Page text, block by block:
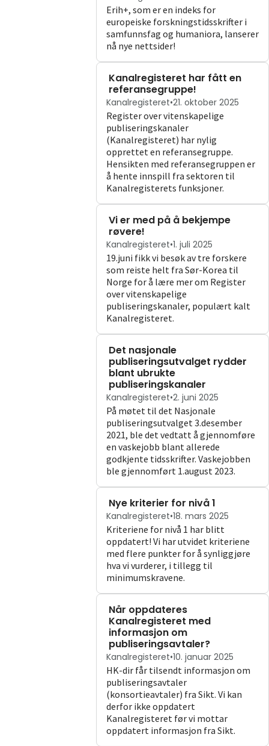
Erih+, som er en indeks for
europeiske forskningstidsskrifter i
samfunnsfag og humaniora, lanserer
nå nye nettsider!
Kanalregisteret har fått en
referansegruppe!
Kanalregisteret•21. oktober 2025
Register over vitenskapelige
publiseringskanaler
(Kanalregisteret) har nylig
opprettet en referansegruppe.
Hensikten med referansegruppen er
å hente innspill fra sektoren til
Kanalregisterets funksjoner.
Vi er med på å bekjempe
røvere!
Kanalregisteret•1. juli 2025
19.juni fikk vi besøk av tre forskere
som reiste helt fra Sør-Korea til
Norge for å lære mer om Register
over vitenskapelige
publiseringskanaler, populært kalt
Kanalregisteret.
Det nasjonale
publiseringsutvalget rydder
blant ubrukte
publiseringskanaler
Kanalregisteret•2. juni 2025
På møtet til det Nasjonale
publiseringsutvalget 3.desember
2021, ble det vedtatt å gjennomføre
en vaskejobb blant allerede
godkjente tidsskrifter. Vaskejobben
ble gjennomført 1.august 2023.
Nye kriterier for nivå 1
Kanalregisteret•18. mars 2025
Kriteriene for nivå 1 har blitt
oppdatert! Vi har utvidet kriteriene
med flere punkter for å synliggjøre
hva vi vurderer, i tillegg til
minimumskravene.
Når oppdateres
Kanalregisteret med
informasjon om
publiseringsavtaler?
Kanalregisteret•10. januar 2025
HK-dir får tilsendt informasjon om
publiseringsavtaler
(konsortieavtaler) fra Sikt. Vi kan
derfor ikke oppdatert
Kanalregisteret før vi mottar
oppdatert informasjon fra Sikt.